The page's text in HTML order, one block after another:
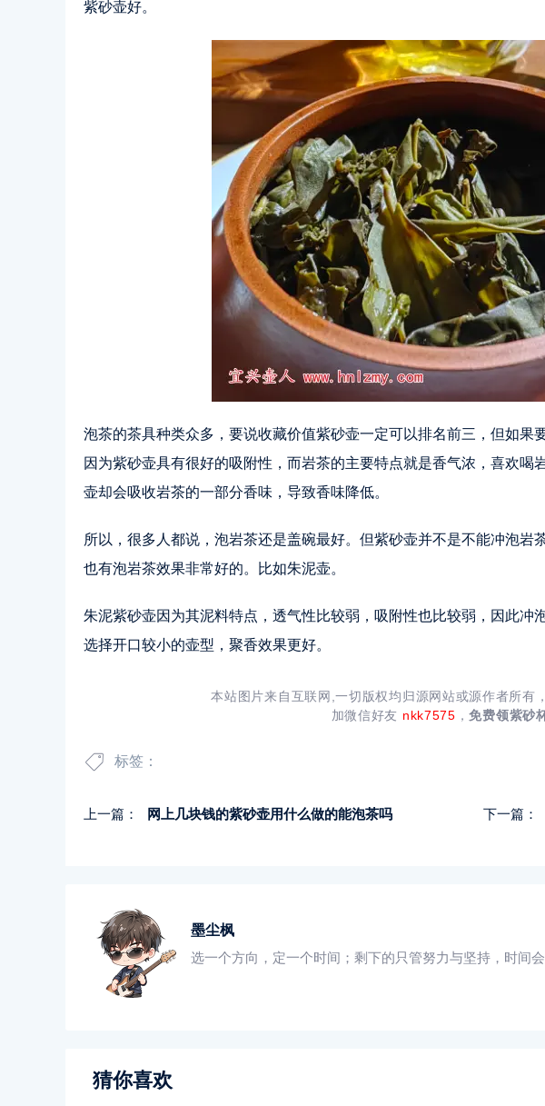
紫砂壶好。
泡茶的茶具种类众多，要说收藏价值紫砂壶一定可以排名前三，但如果
因为紫砂壶具有很好的吸附性，而岩茶的主要特点就是香气浓，喜欢喝
壶却会吸收岩茶的一部分香味，导致香味降低。
所以，很多人都说，泡岩茶还是盖碗最好。但紫砂壶并不是不能冲泡岩
也有泡岩茶效果非常好的。比如朱泥壶。
朱泥紫砂壶因为其泥料特点，透气性比较弱，吸附性也比较弱，因此冲
选择开口较小的壶型，聚香效果更好。
本站图片来自互联网,一切版权均归源网站或源作者所有
加微信好友 nkk7575 ，免费领紫砂
标签：
上一篇： 网上几块钱的紫砂壶用什么做的能泡茶吗 下一篇：
墨尘枫
选一个方向，定一个时间；剩下的只管努力与坚持，时间会
猜你喜欢